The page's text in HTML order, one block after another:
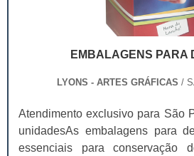
EMBALAGENS PARA
LYONS - ARTES GRÁFICAS /
Atendimento exclusivo para São
unidadesAs embalagens para
essenciais para conservação